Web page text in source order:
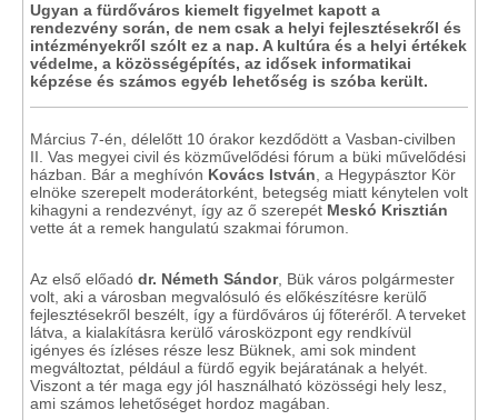
Ugyan a fürdőváros kiemelt figyelmet kapott a
rendezvény során, de nem csak a helyi fejlesztésekről és
intézményekről szólt ez a nap. A kultúra és a helyi értékek
védelme, a közösségépítés, az idősek informatikai
képzése és számos egyéb lehetőség is szóba került.
Március 7-én, délelőtt 10 órakor kezdődött a Vasban-civilben
II. Vas megyei civil és közművelődési fórum a büki művelődési
házban. Bár a meghívón Kovács István , a Hegypásztor Kör
elnöke szerepelt moderátorként, betegség miatt kénytelen volt
kihagyni a rendezvényt, így az ő szerepét Meskó Krisztián
vette át a remek hangulatú szakmai fórumon.
Az első előadó dr. Németh Sándor, Bük város polgármester
volt, aki a városban megvalósuló és előkészítésre kerülő
fejlesztésekről beszélt, így a fürdőváros új főteréről. A terveket
látva, a kialakításra kerülő városközpont egy rendkívül
igényes és ízléses része lesz Büknek, ami sok mindent
megváltoztat, például a fürdő egyik bejáratának a helyét.
Viszont a tér maga egy jól használható közösségi hely lesz,
ami számos lehetőséget hordoz magában.